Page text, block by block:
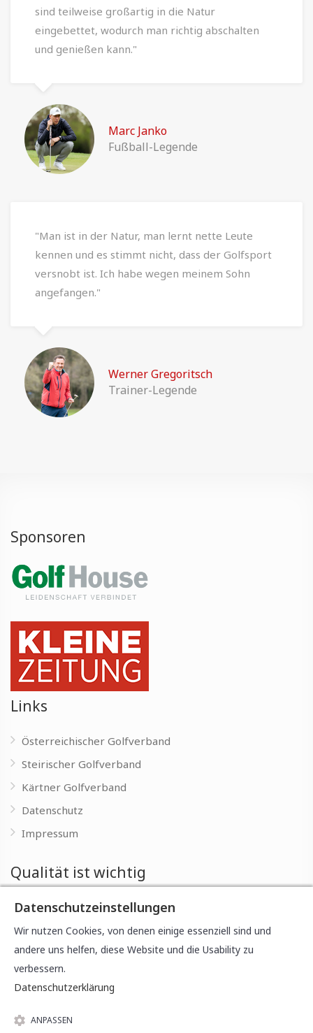
sind teilweise großartig in die Natur
eingebettet, wodurch man richtig abschalten
und genießen kann."
Marc Janko
Fußball-Legende
"Man ist in der Natur, man lernt nette Leute
kennen und es stimmt nicht, dass der Golfsport
versnobt ist. Ich habe wegen meinem Sohn
angefangen."
Werner Gregoritsch
Trainer-Legende
Sponsoren
Links
Österreichischer Golfverband
Steirischer Golfverband
Kärtner Golfverband
Datenschutz
Impressum
Qualität ist wichtig
Wir möchten Einsteigern von Anfang an eine fundierte
Ausbildung bieten, um die Freude am Spiel zu entwickeln
und Sie gut auf die Freuden des Golfsports vorzubereiten.
Datenschutzeinstellungen
Wir nutzen Cookies, von denen einige essenziell sind und
andere uns helfen, diese Website und die Usability zu
verbessern.
Datenschutzerklärung
ANPASSEN